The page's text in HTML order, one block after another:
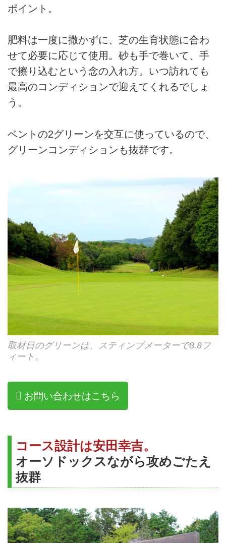
ポイント。
肥料は一度に撒かずに、芝の生育状態に合わ
せて必要に応じて使用。砂も手で巻いて、手
で擦り込むという念の入れ方。いつ訪れても
最高のコンディションで迎えてくれるでしょ
う。
ベントの2グリーンを交互に使っているので、
グリーンコンディションも抜群です。
取材日のグリーンは、スティンプメーターで8.8フ
ィート。
お問い合わせはこちら
コース設計は安田幸吉。
オーソドックスながら攻めごたえ
抜群